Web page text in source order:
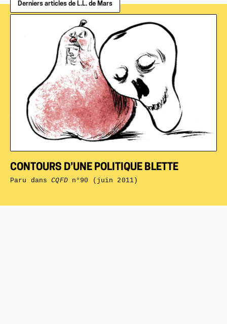
Derniers articles de L.L. de Mars
CONTOURS D’UNE POLITIQUE BLETTE
Paru dansCQFDn°90 (juin 2011)